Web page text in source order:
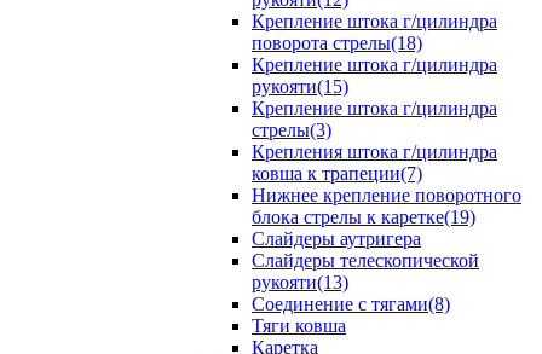
Крепление штока г/цилиндра
поворота стрелы(18)
Крепление штока г/цилиндра
рукояти(15)
Крепление штока г/цилиндра
стрелы(3)
Крепления штока г/цилиндра
ковша к трапеции(7)
Нижнее крепление поворотного
блока стрелы к каретке(19)
Слайдеры аутригера
Слайдеры телескопической
рукояти(13)
Соединение с тягами(8)
Тяги ковша
Каретка